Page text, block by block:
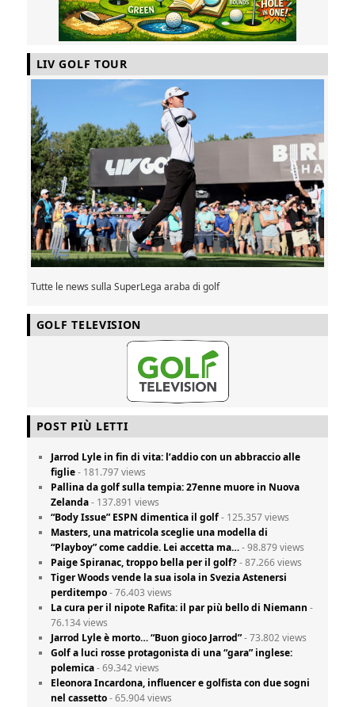
LIV GOLF TOUR
Tutte le news sulla SuperLega araba di golf
GOLF TELEVISION
POST PIÙ LETTI
Jarrod Lyle in fin di vita: l’addio con un abbraccio alle
figlie- 181.797 views
Pallina da golf sulla tempia: 27enne muore in Nuova
Zelanda- 137.891 views
“Body Issue” ESPN dimentica il golf- 125.357 views
Masters, una matricola sceglie una modella di
“Playboy” come caddie. Lei accetta ma…- 98.879 views
Paige Spiranac, troppo bella per il golf?- 87.266 views
Tiger Woods vende la sua isola in Svezia Astenersi
perditempo- 76.403 views
La cura per il nipote Rafita: il par più bello di Niemann -
76.134 views
Jarrod Lyle è morto… “Buon gioco Jarrod”- 73.802 views
Golf a luci rosse protagonista di una “gara” inglese:
polemica- 69.342 views
Eleonora Incardona, influencer e golfista con due sogni
nel cassetto- 65.904 views